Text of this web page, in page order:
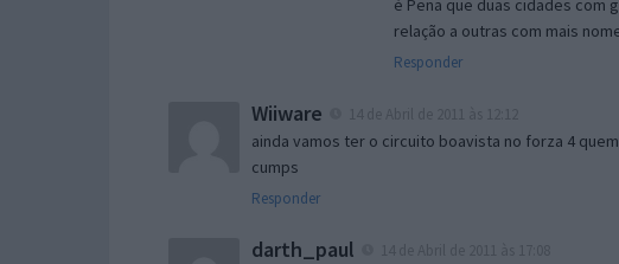
relação a outras com mais
Responder
Wiiware
ainda vamos ter o circuito boavista no forza 4
cumps
Responder
darth_paul